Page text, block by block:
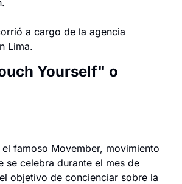
a cargo de la agencia
Lima.
Yourself" o
famoso Movember, movimiento
se celebra durante el mes de
objetivo de concienciar sobre la